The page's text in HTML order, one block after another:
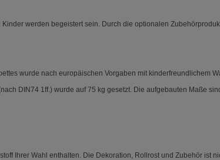
werden begeistert sein. Durch die optionalen
wurde nach europäischen Vorgaben mit kinderfreundlichem
DIN74 1ff.) wurde auf 75 kg gesetzt. Die aufgebauten Maße
Ihrer Wahl enthalten. Die Dekoration, Rollrost und Zubehör ist